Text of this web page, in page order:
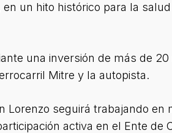
un hito histórico para la
una inversión de más de
Mitre y la autopista.
Lorenzo seguirá trabajando en
activa en el Ente de